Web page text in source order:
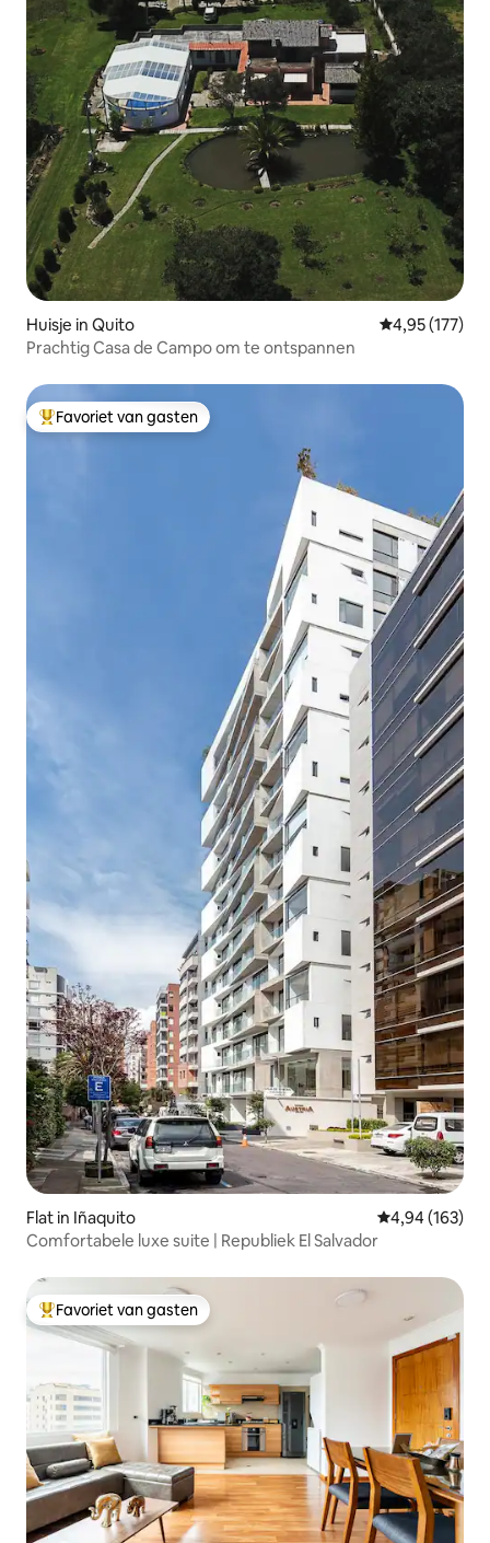
Huisje in Quito Gemiddelde
4,95 (177)
Prachtig Casa de Campo om te ontspannen
Topfavoriet van gasten
Favoriet van gasten
Flat in Iñaquito Gemiddelde
4,94 (163)
Comfortabele luxe suite | Republiek El Salvador
Topfavoriet van gasten
Favoriet van gasten